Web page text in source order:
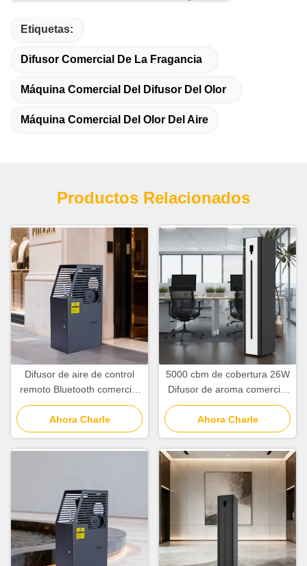
Etiquetas:
Difusor Comercial De La Fragancia
Máquina Comercial Del Difusor Del Olor
Máquina Comercial Del Olor Del Aire
Productos Relacionados
Difusor de aire de control
remoto Bluetooth comercial
con pantalla inteligente 5000
cbm de cobertura
Ahora Charle
5000 cbm de cobertura 26W
Difusor de aroma comercial
con control de WiFi
Bluetooth APP
Ahora Charle